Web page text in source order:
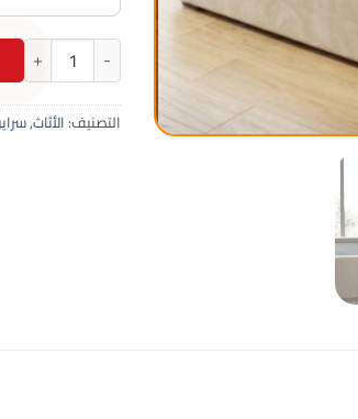
كمية سرير نفر كبير 120x200 سم سرير خشب مودرن بلويد
التصنيف: الأثاث,